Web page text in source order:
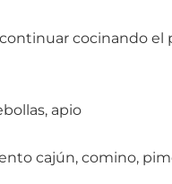
cocinando el
apio
cajún, comino,